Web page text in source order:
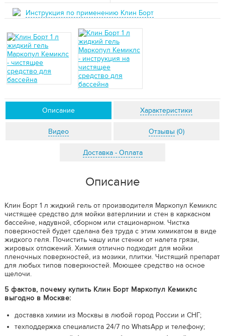
Инструкция по применению Клин Борт
Описание Характеристики
Видео Отзывы (0)
Доставка - Оплата
Описание
Клин Борт 1 л жидкий гель от производителя Маркопул Кемиклс
чистящее средство для мойки ватерлинии и стен в каркасном
бассейне, надувной, сборном или стационарном. Чистка
поверхностей будет сделана без труда с этим химикатом в виде
жидкого геля. Почистить чашу или стенки от налета грязи,
жировых отложений. Химия отлично подходит для мойки
пленочных поверхностей, из мозики, плитки. Чистящий препарат
для любых типов поверхностей. Моющее средство на осное
щелочи.
5 фактов, почему купить Клин Борт Маркопул Кемиклс
выгодно в Москве:
доставка химии из Москвы в любой город России и СНГ;
техподдержка специалиста 24/7 по WhatsApp и телефону;